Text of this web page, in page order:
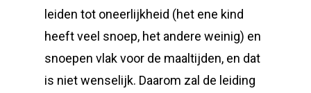
leiden tot oneerlijkheid (het ene kind
heeft veel snoep, het andere weinig) en
snoepen vlak voor de maaltijden, en dat
is niet wenselijk. Daarom zal de leiding